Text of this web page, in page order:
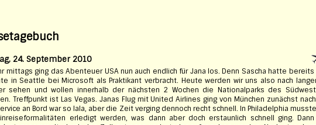
24. September 2010
mittags ging das Abenteuer USA nun auch endlich für Jana los. Denn Sascha hatte
in Seattle bei Microsoft als Praktikant verbracht. Heute werden wir uns also nach
sehen und wollen innerhalb der nächsten 2 Wochen die Nationalparks des
Treffpunkt ist Las Vegas. Janas Flug mit United Airlines ging von München zunächst nach
an Bord war so lala, aber die Zeit verging dennoch recht schnell. In Philadelphia
erledigt werden, was dann aber doch erstaunlich schnell ging.